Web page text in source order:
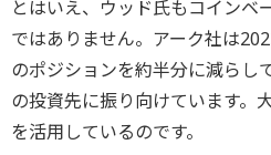
とはいえ、ウッド氏もコインベ
ではありません。アーク社は
のポジションを約半分に減らし
の投資先に振り向けています。
を活用しているのです。